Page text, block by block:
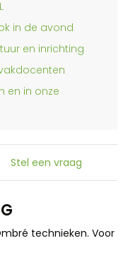
in de avond
en inrichting
en in onze
Stel een vraag
technieken. Voor